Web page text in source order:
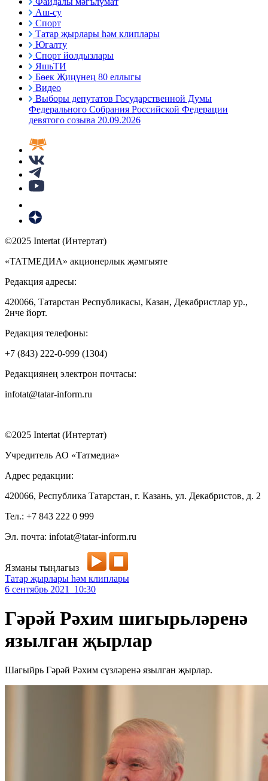
Аш-су
Спорт
Татар җырлары һәм клиплары
Югалту
Спорт йолдызлары
ЯшьТИ
Бөек Җиңүнең 80 еллыгы
Видео
Выборы депутатов Государственной Думы
Федерального Собрания Российской Федерации
девятого созыва 20.09.2026
©2025 Intertat (Интертат)
«ТАТМЕДИА» акционерлык җәмгыяте
Редакция адресы:
420066, Татарстан Республикасы, Казан, Декабристлар ур.,
2нче йорт.
Редакция телефоны:
+7 (843) 222-0-999 (1304)
Редакциянең электрон почтасы:
infotat@tatar-inform.ru
©2025 Intertat (Интертат)
Учредитель АО «Татмедиа»
Адрес редакции:
420066, Республика Татарстан, г. Казань, ул. Декабристов, д. 2
Тел.: +7 843 222 0 999
Эл. почта: infotat@tatar-inform.ru
Язманы тыңлагыз
Татар җырлары һәм клиплары
6 сентябрь 2021 10:30
Гәрәй Рәхим шигырьләренә
язылган җырлар
Шагыйрь Гәрәй Рәхим сүзләренә язылган җырлар.